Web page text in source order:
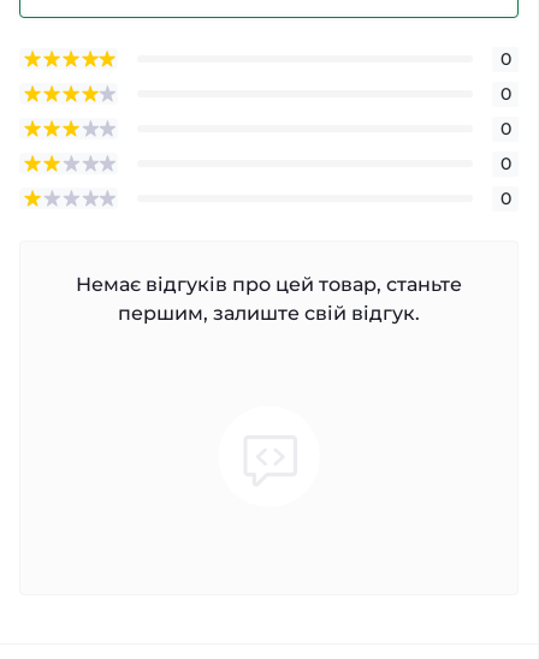
0
0
0
0
0
Немає відгуків про цей товар, станьте
першим, залиште свій відгук.